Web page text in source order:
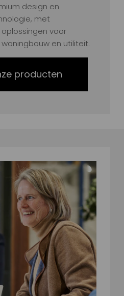
design en
met
voor
en utiliteit.
producten